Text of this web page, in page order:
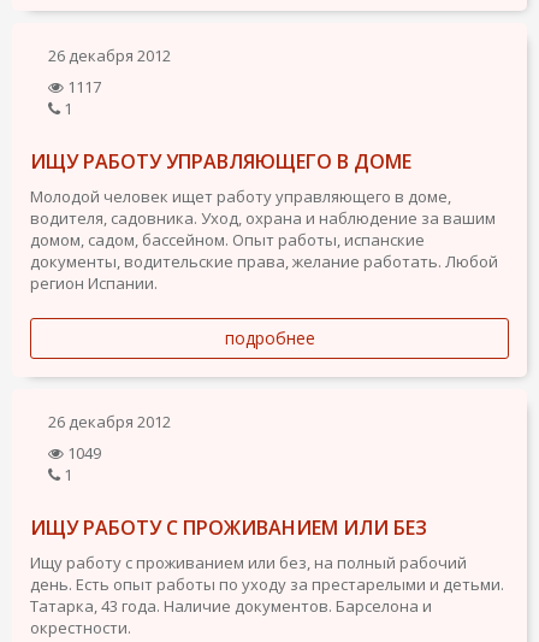
26 декабря 2012
1117
1
ИЩУ РАБОТУ УПРАВЛЯЮЩЕГО В ДОМЕ
Молодой человек ищет работу управляющего в доме,
водителя, садовника. Уход, охрана и наблюдение за вашим
домом, садом, бассейном. Опыт работы, испанские
документы, водительские права, желание работать. Любой
регион Испании.
подробнее
26 декабря 2012
1049
1
ИЩУ РАБОТУ С ПРОЖИВАНИЕМ ИЛИ БЕЗ
Ищу работу с проживанием или без, на полный рабочий
день. Есть опыт работы по уходу за престарелыми и детьми.
Татарка, 43 года. Наличие документов. Барселона и
окрестности.